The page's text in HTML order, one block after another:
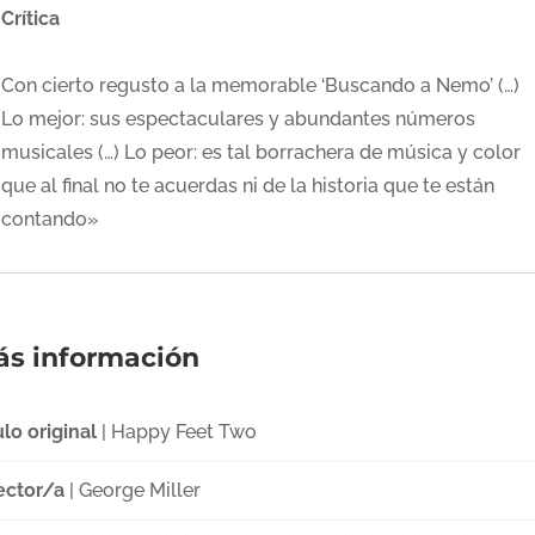
Crítica
Con cierto regusto a la memorable ‘Buscando a Nemo’ (…)
Lo mejor: sus espectaculares y abundantes números
musicales (…) Lo peor: es tal borrachera de música y color
que al final no te acuerdas ni de la historia que te están
contando»
información
original| Happy Feet Two
a| George Miller